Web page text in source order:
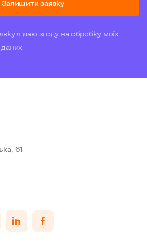
Залишити заявку
я даю згоду на обробку моїх
61